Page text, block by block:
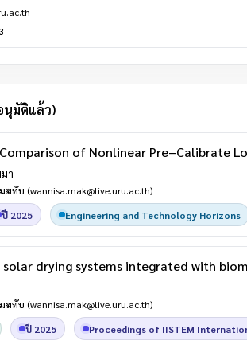
3
นุมัติแล้ว)
of Nonlinear Pre–Calibrate
า
ฆทับ (wannisa.mak@live.uru.ac.th)
ปี 2025 Engineering and Technology Horizons
drying systems integrated with
ฆทับ (wannisa.mak@live.uru.ac.th)
ปี 2025 Proceedings of IISTEM